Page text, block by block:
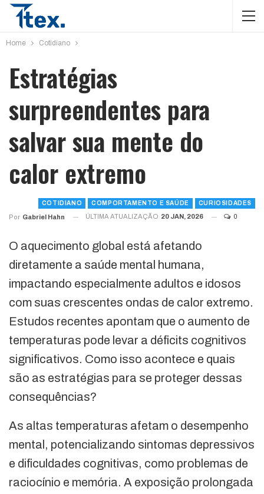
Home Cotidiano
Estratégias
surpreendentes para
salvar sua mente do
calor extremo
COTIDIANO COMPORTAMENTO E SAÚDE CURIOSIDADES
Por Gabriel Hahn ÚLTIMA ATUALIZAÇÃO 20 JAN, 2026 0
O aquecimento global está afetando
diretamente a saúde mental humana,
impactando especialmente adultos e idosos
com suas crescentes ondas de calor extremo.
Estudos recentes apontam que o aumento de
temperaturas pode levar a déficits cognitivos
significativos. Como isso acontece e quais
são as estratégias para se proteger dessas
consequências?
As altas temperaturas afetam o desempenho
mental, potencializando sintomas depressivos
e dificuldades cognitivas, como problemas de
raciocínio e memória. A exposição prolongada